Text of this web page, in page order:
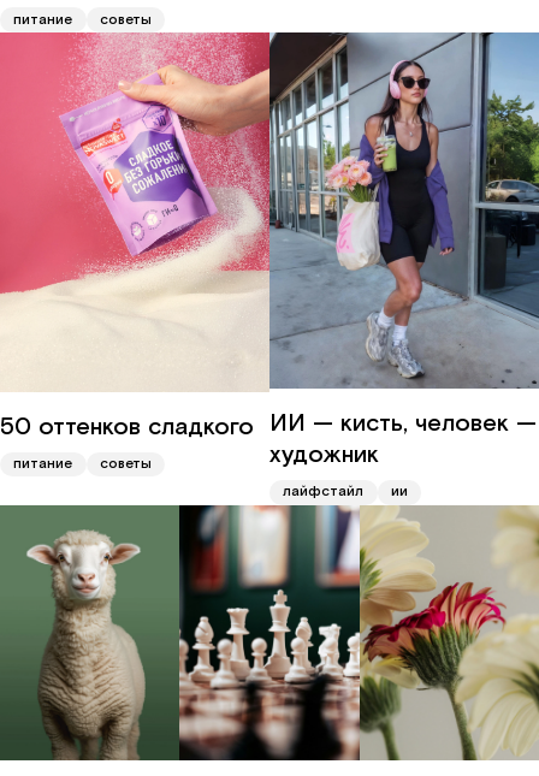
питание советы
50 оттенков сладкого
питание советы
ИИ — кисть, человек —
художник
лайфстайл ии